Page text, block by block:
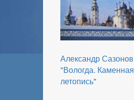
Александр Сазонов
"Вологда. Каменная
летопись"